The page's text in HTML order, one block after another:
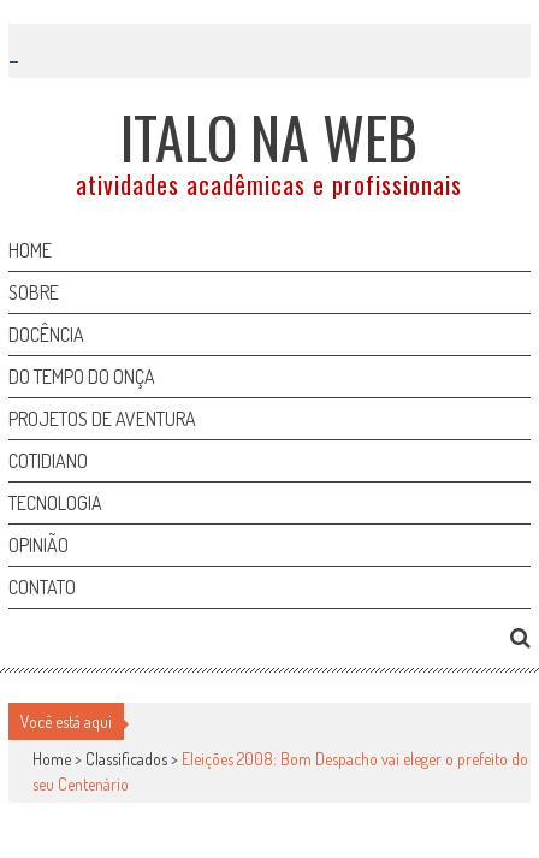
content
ITALO NA WEB
atividades acadêmicas e profissionais
HOME
SOBRE
DOCÊNCIA
DO TEMPO DO ONÇA
PROJETOS DE AVENTURA
COTIDIANO
TECNOLOGIA
OPINIÃO
CONTATO
Você está aqui
Home > Classificados> Eleições 2008: Bom Despacho vai eleger o prefeito do
seu Centenário
ELEIÇÕES 2008: BOM DESPACHO VAI ELEGER O
PREFEITO DO SEU CENTENÁRIO
Classificados